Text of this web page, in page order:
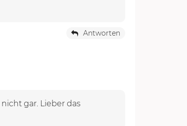
Antworten
gar. Lieber das